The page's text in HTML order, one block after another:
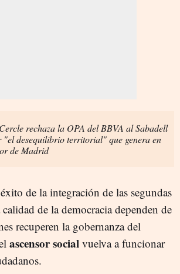
rechaza la OPA del BBVA al Sabadell
"el desequilibrio territorial" que genera en
de Madrid
de la integración de las segundas
de la democracia dependen de
recuperen la gobernanza del
ascensor social vuelva a funcionar